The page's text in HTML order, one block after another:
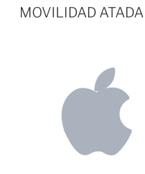
EL
MOVILIDAD ATADA